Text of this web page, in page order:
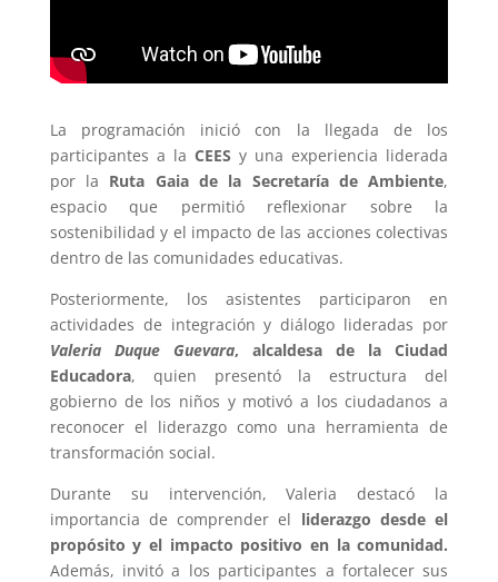
La programación inició con la llegada de los
participantes a la CEES y una experiencia liderada
por la Ruta Gaia de la Secretaría de Ambiente,
espacio que permitió reflexionar sobre la
sostenibilidad y el impacto de las acciones colectivas
dentro de las comunidades educativas.
Posteriormente, los asistentes participaron en
actividades de integración y diálogo lideradas por
Valeria Duque Guevara, alcaldesa de la Ciudad
Educadora, quien presentó la estructura del
gobierno de los niños y motivó a los ciudadanos a
reconocer el liderazgo como una herramienta de
transformación social.
Durante su intervención, Valeria destacó la
importancia de comprender el liderazgo desde el
propósito y el impacto positivo en la comunidad.
Además, invitó a los participantes a fortalecer sus